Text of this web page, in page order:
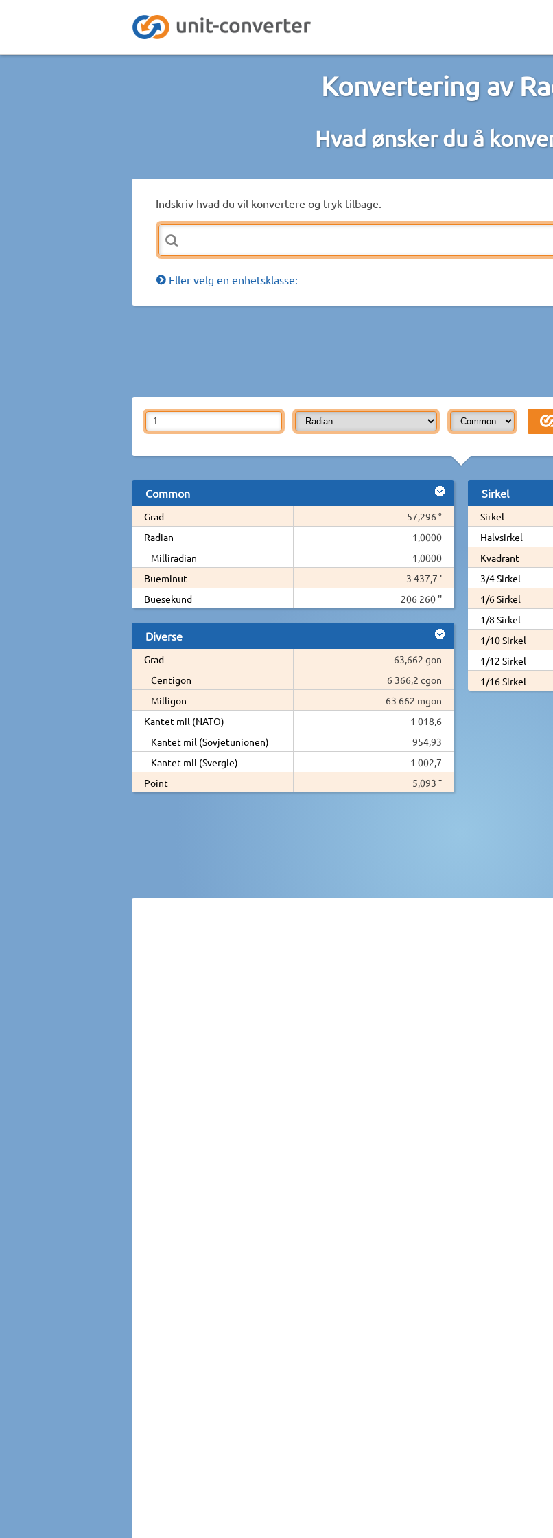
Konvertering av
Hvad ønsker du å
Indskriv hvad du vil konvertere og tryk tilbage.
Eller velg en enhetsklasse:
Common
Grad
57,296 °
Radian
1,0000
Milliradian
1,0000
Bueminut
3 437,7 '
Buesekund
206 260 ''
Diverse
Grad
63,662 gon
Centigon
6 366,2 cgon
Milligon
63 662 mgon
Kantet mil (NATO)
1 018,6
Kantet mil (Sovjetunionen)
954,93
Kantet mil (Svergie)
1 002,7
Point
5,093 ¯
Sirkel
Sirkel
Halvsirkel
Kvadrant
3/4 Sirkel
1/6 Sirkel
1/8 Sirkel
1/10 Sirkel
1/12 Sirkel
1/16 Sirkel